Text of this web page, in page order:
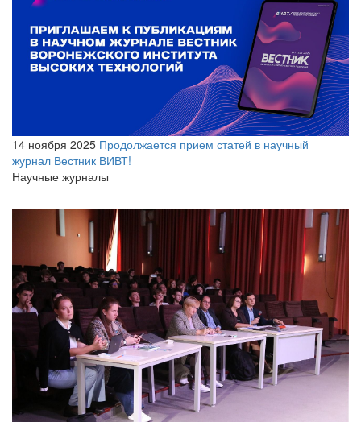
14 ноября 2025 Продолжается прием статей в научный
журнал Вестник ВИВТ!
Научные журналы